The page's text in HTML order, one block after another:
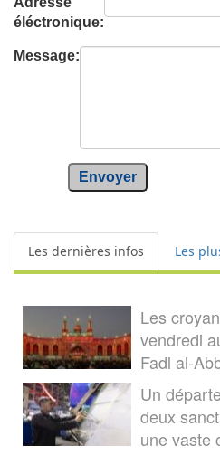
éléctronique:
Message:
Envoyer
Les dernières infos Les
Les
vendredi
Fadl al-
Un
deux
une vaste